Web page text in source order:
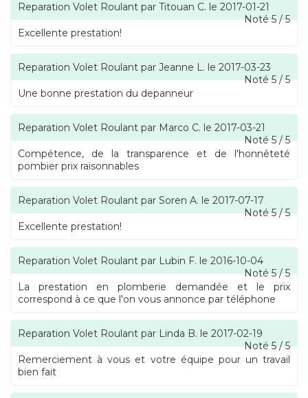
Reparation Volet Roulant par Titouan C. le 2017-01-21
Noté5/5
Excellente prestation!
Reparation Volet Roulant par Jeanne L. le 2017-03-23
Noté5/5
Une bonne prestation du depanneur
Reparation Volet Roulant par Marco C. le 2017-03-21
Noté5/5
Compétence, de la transparence et de l'honnêteté
pombier prix raisonnables
Reparation Volet Roulant par Soren A. le 2017-07-17
Noté5/5
Excellente prestation!
Reparation Volet Roulant par Lubin F. le 2016-10-04
Noté5/5
La prestation en plomberie demandée et le prix
correspond à ce que l'on vous annonce par téléphone
Reparation Volet Roulant par Linda B. le 2017-02-19
Noté5/5
Remerciement à vous et votre équipe pour un travail
bien fait